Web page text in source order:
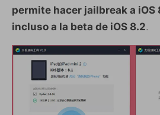
permite hacer jailbreak a iOS
incluso a la beta de iOS 8.2.